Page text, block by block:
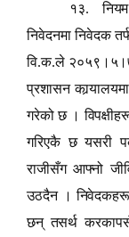
१३. नियम
निवेदनमा निवेदक
वि.क.ले २०५९।५।७
प्रशासन
गरेको छ ।
गरिएकै छ यसरी
राजीसँग आफ्नो
उठदैन । निवेदकहरू
छन् तसर्थ